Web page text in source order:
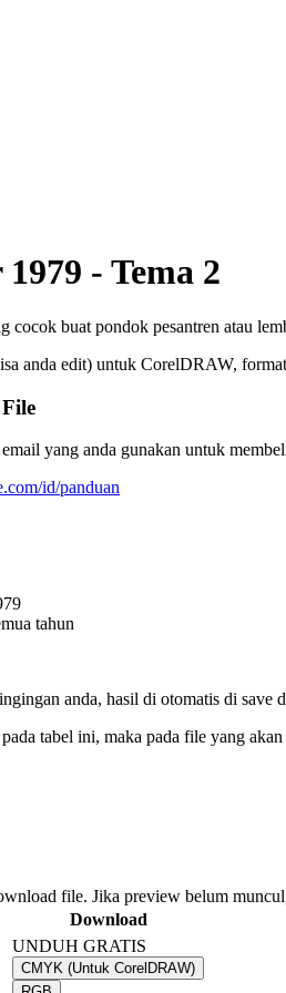
1979 - Tema 2
cocok buat pondok pesantren atau
anda edit) untuk CorelDRAW,
yang anda gunakan untuk
id/panduan
tahun
anda, hasil di otomatis di save
tabel ini, maka pada file yang
file. Jika preview belum
Download
UNDUH GRATIS
CMYK (Untuk CorelDRAW)